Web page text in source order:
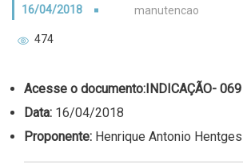
16/04/2018 manutencao
474
Acesse o documento: INDICAÇÃO- 069
Data: 16/04/2018
Proponente: Henrique Antonio Hentges